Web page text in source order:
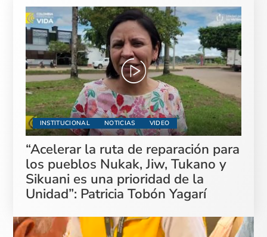
INSTITUCIONAL NOTICIAS VIDEO
“Acelerar la ruta de reparación para
los pueblos Nukak, Jiw, Tukano y
Sikuani es una prioridad de la
Unidad”: Patricia Tobón Yagarí